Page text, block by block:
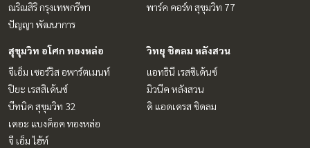
ณริณสิริ กรุงเทพกรีฑา
ปัญญา พัฒนาการ
พาร์ค คอร์ท สุขุมวิท 77
สุขุมวิท อโศก ทองหล่อ
จีเอ็ม เซอร์วิส อพาร์ตเมนท์
ปิยะ เรสสิเด้นซ์
บีทนิค สุขุมวิท 32
เดอะ แบงค็อค ทองหล่อ
จี เอ็ม ไฮ้ท์
วิทยุ ชิดลม หลังสวน
แอทธินี เรสซิเด้นซ์
มิวนีค หลังสวน
ดิ แอดเดรส ชิดลม